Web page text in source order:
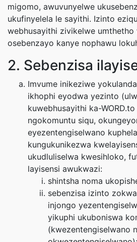
migomo, awuvunyelwe
ukufinyelela le sayithi. Izinto
webhusayithi zivikelwe
osebenzayo kanye nophawu
2. Sebenzisa
Imvume inikeziwe
ikhophi eyodwa yezinto
kuwebhusayithi ka-
ngokomuntu siqu,
eyezentengiselwano
kungukunikezwa
ukudluliselwa kwesihloko,
layisensi awukwazi:
shintsha noma
sebenzisa izinto
injongo
yikuphi ukuboniswa
(kwezentengiselwano